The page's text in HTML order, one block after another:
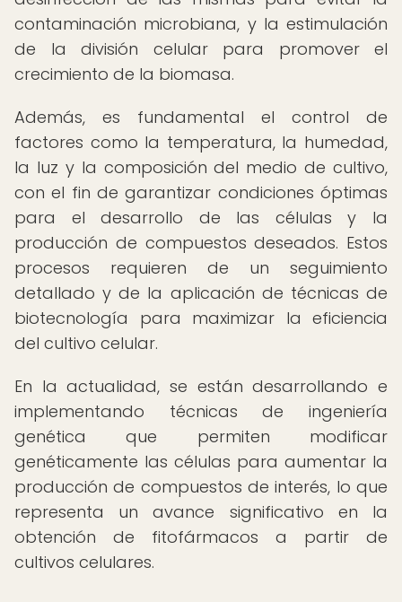
contaminación microbiana, y la estimulación
de la división celular para promover el
crecimiento de la biomasa.
Además, es fundamental el control de
factores como la temperatura, la humedad,
la luz y la composición del medio de cultivo,
con el fin de garantizar condiciones óptimas
para el desarrollo de las células y la
producción de compuestos deseados. Estos
procesos requieren de un seguimiento
detallado y de la aplicación de técnicas de
biotecnología para maximizar la eficiencia
del cultivo celular.
En la actualidad, se están desarrollando e
implementando técnicas de ingeniería
genética que permiten modificar
genéticamente las células para aumentar la
producción de compuestos de interés, lo que
representa un avance significativo en la
obtención de fitofármacos a partir de
cultivos celulares.